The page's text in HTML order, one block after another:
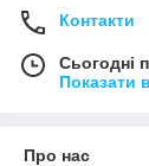
Контакти
Сьогодні
Показати
Про нас